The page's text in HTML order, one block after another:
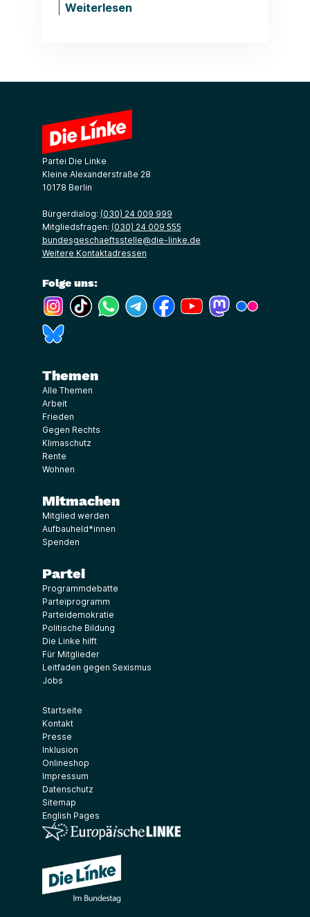
Weiterlesen
Partei Die Linke
Kleine Alexanderstraße 28
10178 Berlin
Bürgerdialog: (030) 24 009 999
Mitgliedsfragen: (030) 24 009 555
bundesgeschaeftsstelle@die-linke.de
Weitere Kontaktadressen
Folge uns:
(Link öffnet ein neues Fenster)
(Link öffnet ein neues Fenster)
(Link öffnet ein neues Fenster)
(Link öffnet ein neues Fenster)
(Link öffnet ein neues Fenster)
(Link öffnet ein neues
(Link öffnet ein
Themen
Alle Themen
Arbeit
Frieden
Gegen Rechts
Klimaschutz
Rente
Wohnen
Mitmachen
Mitglied werden
Aufbauheld*innen
Spenden
Partei
Programmdebatte
Parteiprogramm
Parteidemokratie
Politische Bildung
Die Linke hilft
Für Mitglieder
Leitfaden gegen Sexismus
Jobs
Startseite
Kontakt
Presse
Inklusion
Onlineshop
Impressum
Datenschutz
Sitemap
English Pages
(Link öffnet ein neues Fenster)